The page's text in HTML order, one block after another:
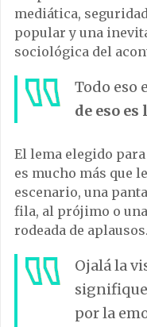
mediática,
popular y una
sociológica del
Todo eso
de eso
El lema elegido
es mucho más que
escenario, una
fila, al prójimo o
rodeada de aplausos.
Ojalá la
por la